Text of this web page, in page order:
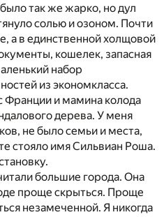
так же жарко, но дул
солью и озоном. Почти
а в единственной холщовой
кошелек, запасная
набор
из экономкласса.
Франции и мамина колода
дерева. У меня
не было семьи и места,
стояло имя Сильвиан Роша.
большие города. Она
проще скрыться. Проще
незамеченной. Я никогда